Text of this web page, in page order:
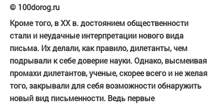
© 100dorog.ru
Кроме того, в XX в. достоянием общественности
стали и неудачные интерпретации нового вида
письма. Их делали, как правило, дилетанты, чем
подрывали к себе доверие науки. Однако, высмеивая
промахи дилетантов, ученые, скорее всего и не желая
того, закрывали для себя возможности обнаружить
новый вид письменности. Ведь первые